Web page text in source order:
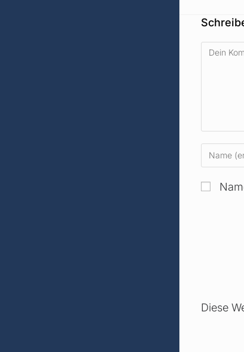
Diese